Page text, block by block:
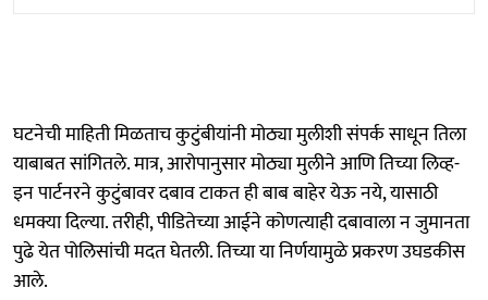
घटनेची माहिती मिळताच कुटुंबीयांनी मोठ्या मुलीशी संपर्क साधून तिला
याबाबत सांगितले. मात्र, आरोपानुसार मोठ्या मुलीने आणि तिच्या लिव्ह-
इन पार्टनरने कुटुंबावर दबाव टाकत ही बाब बाहेर येऊ नये, यासाठी
धमक्या दिल्या. तरीही, पीडितेच्या आईने कोणत्याही दबावाला न जुमानता
पुढे येत पोलिसांची मदत घेतली. तिच्या या निर्णयामुळे प्रकरण उघडकीस
आले.